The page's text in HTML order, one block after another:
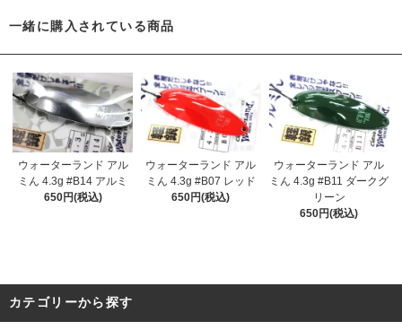
一緒に購入されている商品
ウォーターランド アル
ミん 4.3g #B14 アルミ
650円(税込)
ウォーターランド アル
ミん 4.3g #B07 レッド
650円(税込)
ウォーターランド アル
ミん 4.3g #B11 ダークグ
リーン
650円(税込)
カテゴリーから探す